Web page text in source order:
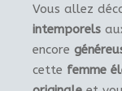
Vous allez
intemporels
encore
cette femme